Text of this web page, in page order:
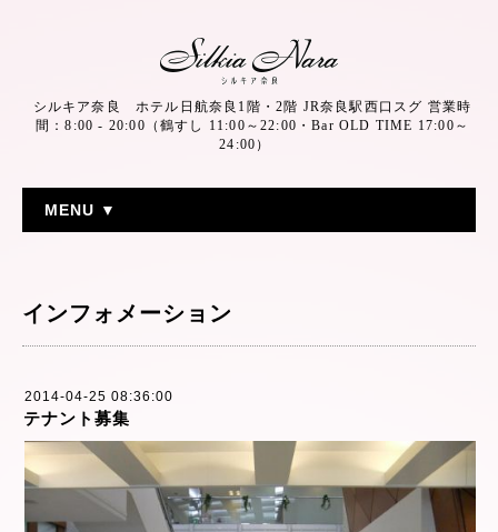
シルキア奈良 ホテル日航奈良1階・2階 JR奈良駅西口スグ 営業時
間：8:00 - 20:00（鶴すし 11:00～22:00・Bar OLD TIME 17:00～
24:00）
MENU ▼
インフォメーション
2014-04-25 08:36:00
テナント募集